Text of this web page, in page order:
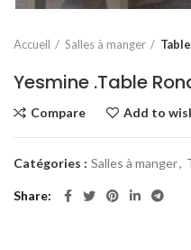
Accueil Salles à manger
Yesmine .Table
Compare Add to
Catégories : Salles à manger,
Share